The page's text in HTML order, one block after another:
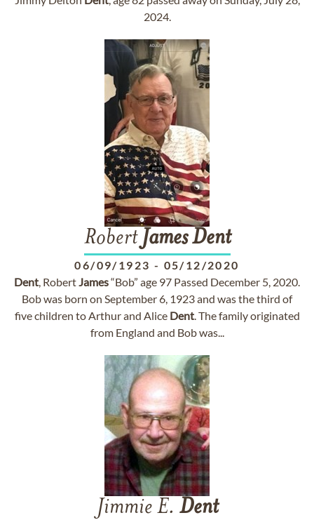
2024.
Robert James Dent
06/09/1923 - 05/12/2020
Dent, RobertJames“Bob” age 97 Passed December 5, 2020.
Bob was born on September 6, 1923 and was the third of
five children to Arthur and Alice Dent. The family originated
from England and Bob was...
Jimmie E. Dent